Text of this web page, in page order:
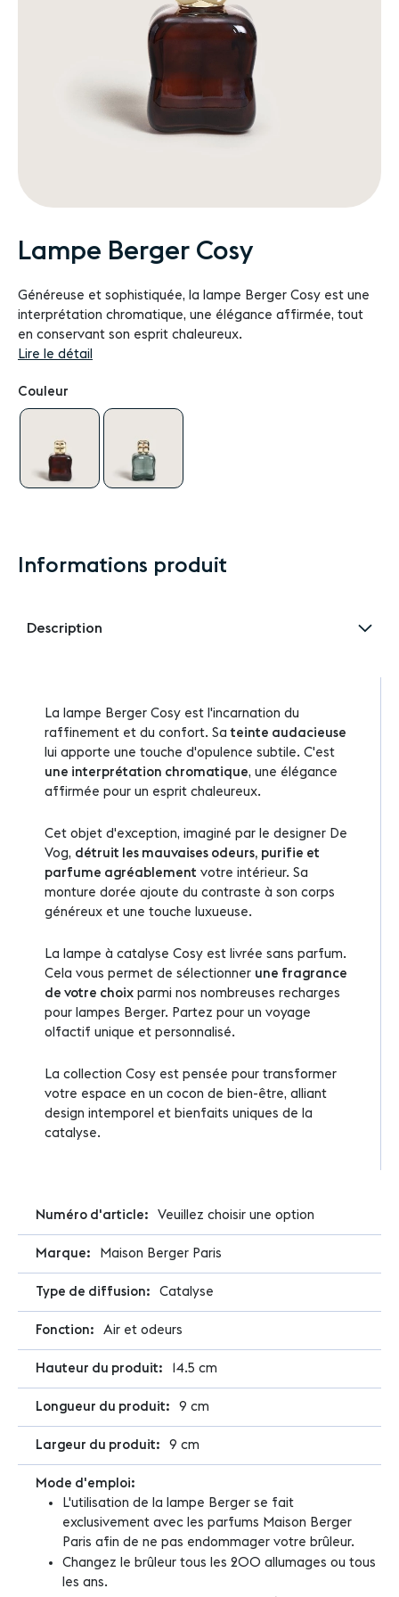
Passer
au
de
la
Galerie
d’images
Lampe Berger Cosy
Généreuse et sophistiquée, la lampe Berger Cosy est une
interprétation chromatique, une élégance affirmée, tout
en conservant son esprit chaleureux.
Lire le détail
Couleur
Informations produit
Description
La lampe Berger Cosy est l'incarnation du
raffinement et du confort. Sateinte audacieuse
lui apporte une touche d'opulence subtile. C'est
une interprétation chromatique, une élégance
affirmée pour un esprit chaleureux.
Cet objet d'exception, imaginé par le designer De
Vog, détruit les mauvaises odeurs, purifie et
parfume agréablement votre intérieur. Sa
monture dorée ajoute du contraste à son corps
généreux et une touche luxueuse.
La lampe à catalyse Cosy est livrée sans parfum.
Cela vous permet de sélectionner une fragrance
de votre choix parmi nos nombreuses recharges
pour lampes Berger. Partez pour un voyage
olfactif unique et personnalisé.
La collection Cosy est pensée pour transformer
votre espace en un cocon de bien-être, alliant
design intemporel et bienfaits uniques de la
catalyse.
Veuillez choisir une option
Maison Berger Paris
Catalyse
Air et odeurs
14.5 cm
9 cm
9 cm
L'utilisation de la lampe Berger se fait
exclusivement avec les parfums Maison Berger
Paris afin de ne pas endommager votre brûleur.
Changez le brûleur tous les 200 allumages ou tous
les ans.